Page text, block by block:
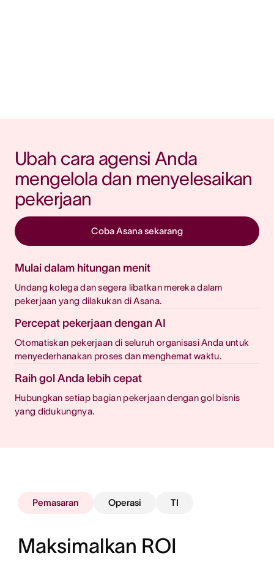
Ubah cara agensi Anda
mengelola dan menyelesaikan
pekerjaan
Coba Asana sekarang
Mulai dalam hitungan menit
Undang kolega dan segera libatkan mereka dalam
pekerjaan yang dilakukan di Asana.
Percepat pekerjaan dengan AI
Otomatiskan pekerjaan di seluruh organisasi Anda untuk
menyederhanakan proses dan menghemat waktu.
Raih gol Anda lebih cepat
Hubungkan setiap bagian pekerjaan dengan gol bisnis
yang didukungnya.
Pemasaran Operasi TI
Maksimalkan ROI